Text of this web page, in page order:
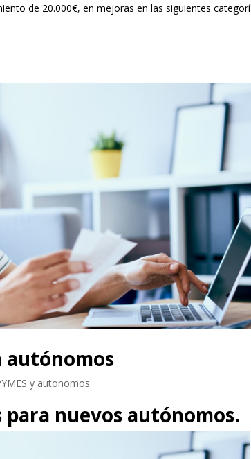
de 20.000€, en mejoras en las siguientes
autónomos
y autonomos
nuevos autónomos.